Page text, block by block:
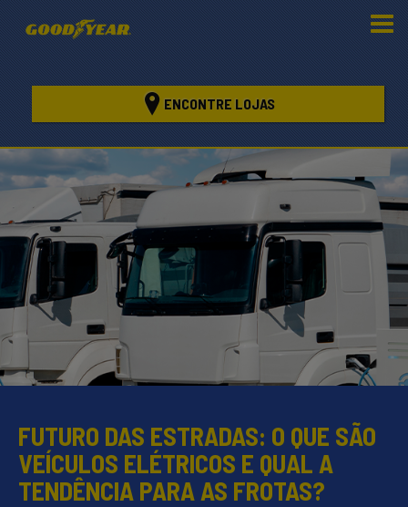
ENCONTRE LOJAS
FUTURO DAS ESTRADAS: O QUE SÃO
VEÍCULOS ELÉTRICOS E QUAL A
TENDÊNCIA PARA AS FROTAS?